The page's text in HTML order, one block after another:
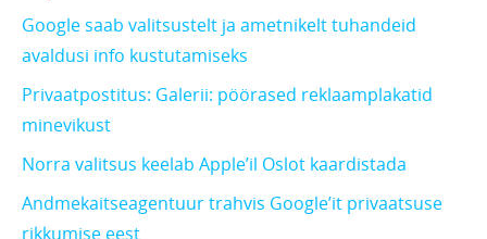
Google saab valitsustelt ja ametnikelt tuhandeid
avaldusi info kustutamiseks
Privaatpostitus: Galerii: pöörased reklaamplakatid
minevikust
Norra valitsus keelab Apple’il Oslot kaardistada
Andmekaitseagentuur trahvis Google’it privaatsuse
rikkumise eest